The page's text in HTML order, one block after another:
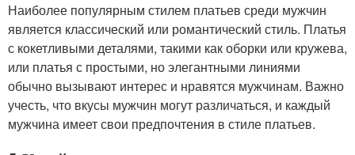
Наиболее популярным стилем платьев среди мужчин
является классический или романтический стиль. Платья
с кокетливыми деталями, такими как оборки или кружева,
или платья с простыми, но элегантными линиями
обычно вызывают интерес и нравятся мужчинам. Важно
учесть, что вкусы мужчин могут различаться, и каждый
мужчина имеет свои предпочтения в стиле платьев.